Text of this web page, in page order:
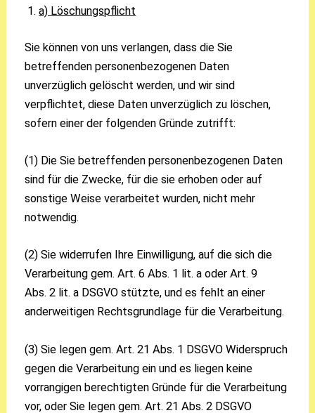
a) Löschungspflicht
Sie können von uns verlangen, dass die Sie
betreffenden personenbezogenen Daten
unverzüglich gelöscht werden, und wir sind
verpflichtet, diese Daten unverzüglich zu löschen,
sofern einer der folgenden Gründe zutrifft:
(1) Die Sie betreffenden personenbezogenen Daten
sind für die Zwecke, für die sie erhoben oder auf
sonstige Weise verarbeitet wurden, nicht mehr
notwendig.
(2) Sie widerrufen Ihre Einwilligung, auf die sich die
Verarbeitung gem. Art. 6 Abs. 1 lit. a oder Art. 9
Abs. 2 lit. a DSGVO stützte, und es fehlt an einer
anderweitigen Rechtsgrundlage für die Verarbeitung.
(3) Sie legen gem. Art. 21 Abs. 1 DSGVO Widerspruch
gegen die Verarbeitung ein und es liegen keine
vorrangigen berechtigten Gründe für die Verarbeitung
vor, oder Sie legen gem. Art. 21 Abs. 2 DSGVO